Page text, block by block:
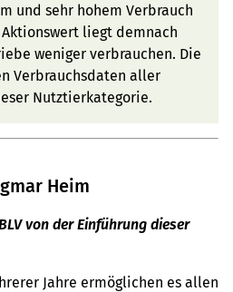
und sehr hohem Verbrauch
liegt demnach
weniger verbrauchen. Die
Verbrauchsdaten aller
Nutztierkategorie.
Heim
von der Einführung dieser
Jahre ermöglichen es allen